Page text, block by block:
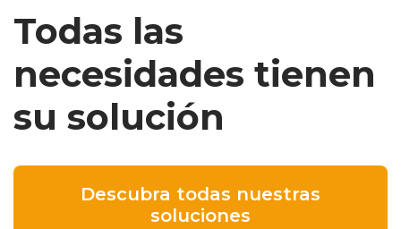
Todas las
necesidades tienen
su solución
Descubra todas nuestras
soluciones